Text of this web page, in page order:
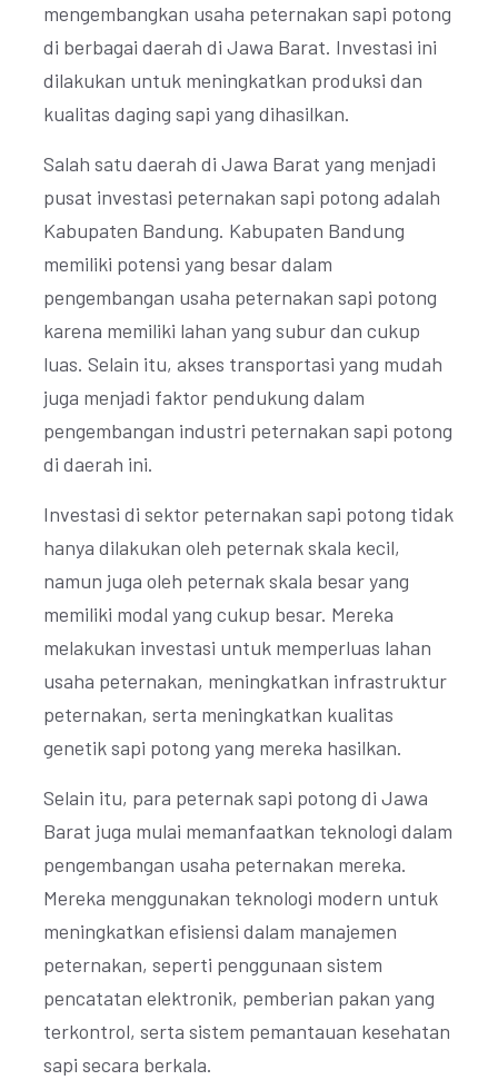
mengembangkan usaha peternakan sapi potong
di berbagai daerah di Jawa Barat. Investasi ini
dilakukan untuk meningkatkan produksi dan
kualitas daging sapi yang dihasilkan.
Salah satu daerah di Jawa Barat yang menjadi
pusat investasi peternakan sapi potong adalah
Kabupaten Bandung. Kabupaten Bandung
memiliki potensi yang besar dalam
pengembangan usaha peternakan sapi potong
karena memiliki lahan yang subur dan cukup
luas. Selain itu, akses transportasi yang mudah
juga menjadi faktor pendukung dalam
pengembangan industri peternakan sapi potong
di daerah ini.
Investasi di sektor peternakan sapi potong tidak
hanya dilakukan oleh peternak skala kecil,
namun juga oleh peternak skala besar yang
memiliki modal yang cukup besar. Mereka
melakukan investasi untuk memperluas lahan
usaha peternakan, meningkatkan infrastruktur
peternakan, serta meningkatkan kualitas
genetik sapi potong yang mereka hasilkan.
Selain itu, para peternak sapi potong di Jawa
Barat juga mulai memanfaatkan teknologi dalam
pengembangan usaha peternakan mereka.
Mereka menggunakan teknologi modern untuk
meningkatkan efisiensi dalam manajemen
peternakan, seperti penggunaan sistem
pencatatan elektronik, pemberian pakan yang
terkontrol, serta sistem pemantauan kesehatan
sapi secara berkala.